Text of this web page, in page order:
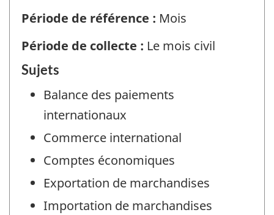
Période de référence : Mois
Période de collecte : Le mois civil
Sujets
Balance des paiements
internationaux
Commerce international
Comptes économiques
Exportation de marchandises
Importation de marchandises